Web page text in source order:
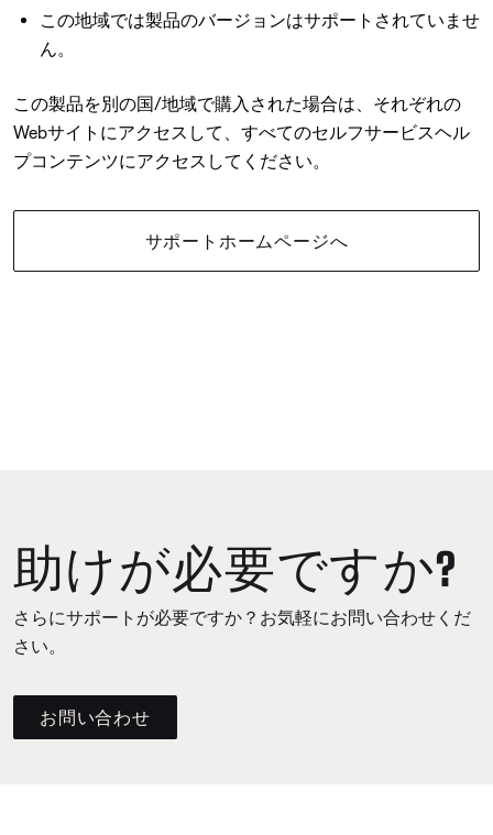
この地域では製品のバージョンはサポートされていませ
ん。
この製品を別の国/地域で購入された場合は、それぞれの
Webサイトにアクセスして、すべてのセルフサービスヘル
プコンテンツにアクセスしてください。
サポートホームページへ
助けが必要ですか?
さらにサポートが必要ですか？お気軽にお問い合わせくだ
さい。
お問い合わせ